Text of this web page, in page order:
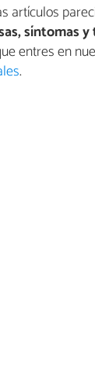
artículos
síntomas
entres en
.